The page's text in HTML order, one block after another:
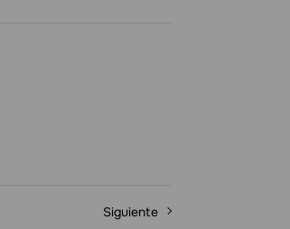
Siguiente